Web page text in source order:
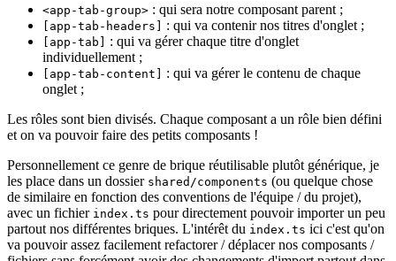
<app-tab-group> : qui sera notre composant parent ;
[app-tab-headers] : qui va contenir nos titres d'onglet ;
[app-tab]
: qui va gérer chaque titre d'onglet
individuellement ;
[app-tab-content]
: qui va gérer le contenu de chaque
onglet ;
Les rôles sont bien divisés. Chaque composant a un rôle bien défini
et on va pouvoir faire des petits composants !
Personnellement ce genre de brique réutilisable plutôt générique, je
les place dans un dossier shared/components (ou quelque chose
de similaire en fonction des conventions de l'équipe / du projet),
avec un fichier index.ts pour directement pouvoir importer un peu
partout nos différentes briques. L'intérêt du index.ts ici c'est qu'on
va pouvoir assez facilement refactorer / déplacer nos composants /